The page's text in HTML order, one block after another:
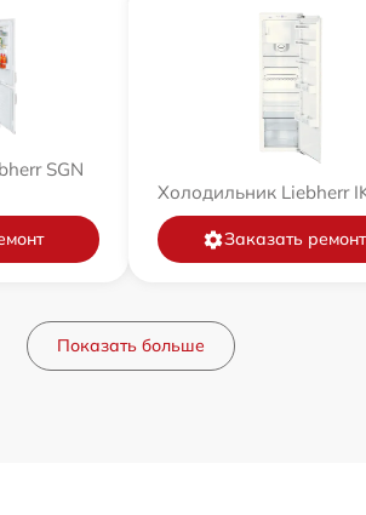
SGN
Холодильник Liebherr
Заказать ремонт
Показать больше